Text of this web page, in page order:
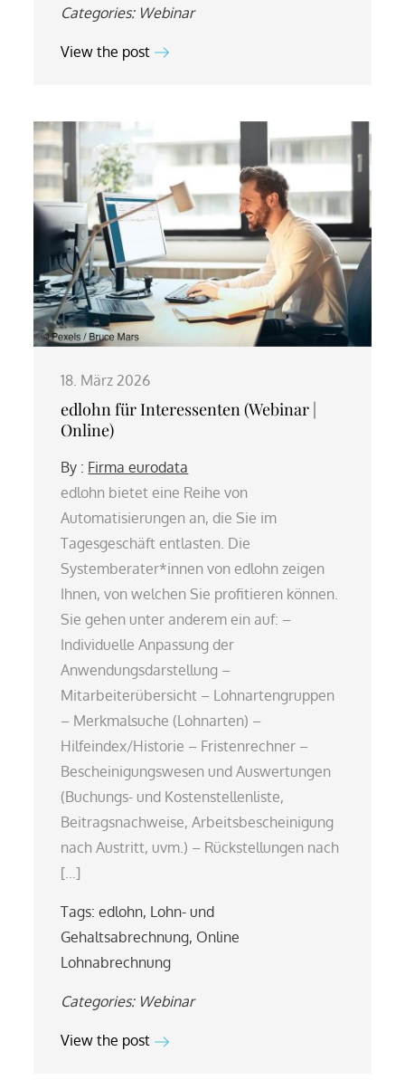
Categories: Webinar
View the post
18. März 2026
edlohn für Interessenten (Webinar |
Online)
By : Firma eurodata
edlohn bietet eine Reihe von
Automatisierungen an, die Sie im
Tagesgeschäft entlasten. Die
Systemberater*innen von edlohn zeigen
Ihnen, von welchen Sie profitieren können.
Sie gehen unter anderem ein auf: –
Individuelle Anpassung der
Anwendungsdarstellung –
Mitarbeiterübersicht – Lohnartengruppen
– Merkmalsuche (Lohnarten) –
Hilfeindex/Historie – Fristenrechner –
Bescheinigungswesen und Auswertungen
(Buchungs- und Kostenstellenliste,
Beitragsnachweise, Arbeitsbescheinigung
nach Austritt, uvm.) – Rückstellungen nach
[…]
Tags:edlohn, Lohn- und
Gehaltsabrechnung, Online
Lohnabrechnung
Categories: Webinar
View the post